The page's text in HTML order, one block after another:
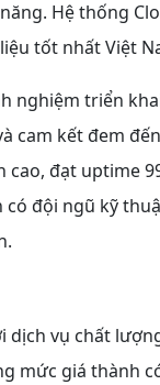
Hệ thống
tốt nhất Việt
nghiệm triển
cam kết đem
cao, đạt uptime
có đội ngũ kỹ
dịch vụ chất
mức giá thành